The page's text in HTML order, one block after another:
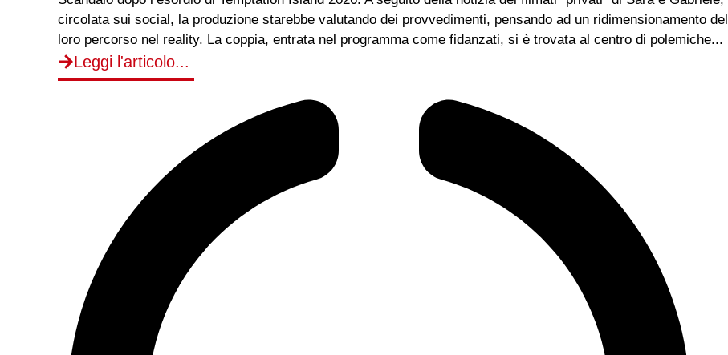
circolata sui social, la produzione starebbe valutando dei provvedimenti, pensando ad un ridimensionamento del
loro percorso nel reality. La coppia, entrata nel programma come fidanzati, si è trovata al centro di polemiche...
Leggi l'articolo...